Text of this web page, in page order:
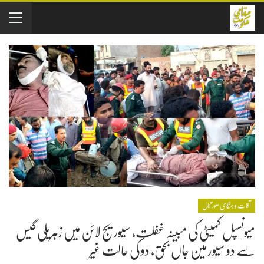
آفات و ہنگامی صورتحال
میونسپل کمیٹی کی مبینہ غفلت، سیوریج لائن میں زہریلی گیس
سے دو سیور مین جاں بحق، دو کی حالت غیر